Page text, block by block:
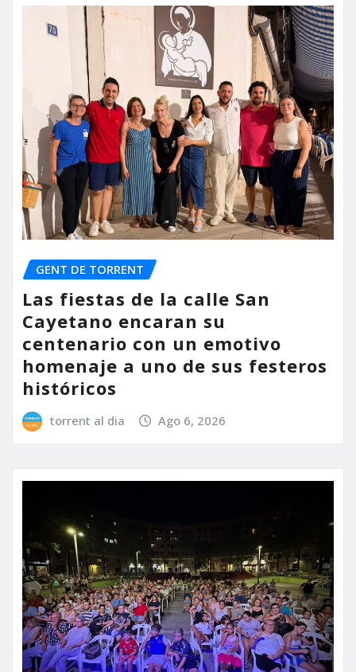
GENT DE TORRENT
Las fiestas de la calle San
Cayetano encaran su
centenario con un emotivo
homenaje a uno de sus festeros
históricos
torrent al dia Ago 6, 2026